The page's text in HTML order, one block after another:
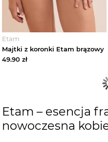
Etam
Majtki z koronki Etam brązowy
49.90 zł
Etam – esencja
nowoczesna